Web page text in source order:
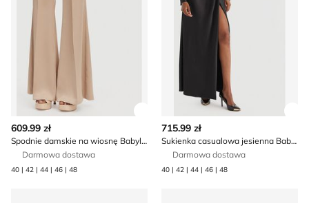
Zobacz szczegóły produktu
609.99 zł
Spodnie damskie na wiosnę Babylon
Darmowa dostawa
40 | 42 | 44 | 46 | 48
715.99 zł
Sukienka casualowa jesienna Babylon
Darmowa dostawa
40 | 42 | 44 | 46 | 48